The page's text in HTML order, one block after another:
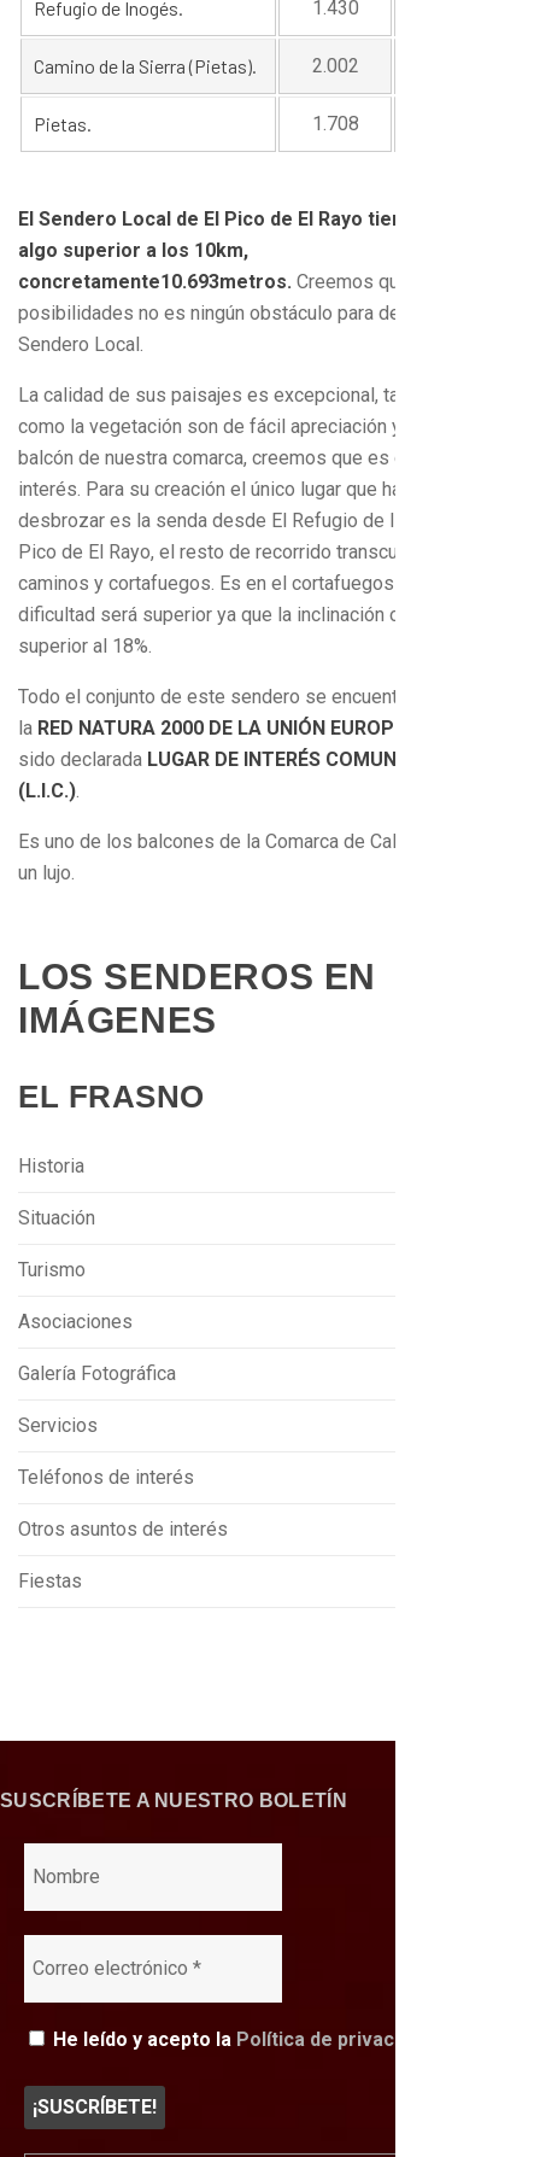
Refugio de Inogés. 1.430
Camino de la Sierra (Pietas). 2.002
Pietas. 1.708
El Sendero Local de El Pico de El Rayo tiene un trazado
algo superior a los 10km,
concretamente10.693metros. Creemos que por sus
posibilidades no es ningún obstáculo para denominarlo
Sendero Local.
La calidad de sus paisajes es excepcional, tanto la fauna
como la vegetación son de fácil apreciación y por ser el
balcón de nuestra comarca, creemos que es de gran
interés. Para su creación el único lugar que habría que
desbrozar es la senda desde El Refugio de Inogés hasta El
Pico de El Rayo, el resto de recorrido transcurre por
caminos y cortafuegos. Es en el cortafuegos donde la
dificultad será superior ya que la inclinación o pendiente es
superior al 18%.
Todo el conjunto de este sendero se encuentra incluido en
la RED NATURA 2000 DE LA UNIÓN EUROPEA
sido declarada LUGAR DE INTERÉS COMUNITARIO
(L.I.C.).
Es uno de los balcones de la Comarca de Calatayud, todo
un lujo.
LOS SENDEROS EN
IMÁGENES
EL FRASNO
Historia
Situación
Turismo
Asociaciones
Galería Fotográfica
Servicios
Teléfonos de interés
Otros asuntos de interés
Fiestas
SUSCRÍBETE A NUESTRO BOLETÍN
He leído y acepto la Política de privacidad